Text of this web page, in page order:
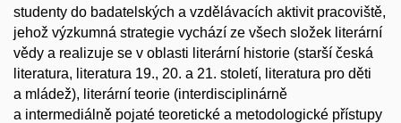
studenty do badatelských a vzdělávacích aktivit pracoviště,
jehož výzkumná strategie vychází ze všech složek literární
vědy a realizuje se v oblasti literární historie (starší česká
literatura, literatura 19., 20. a 21. století, literatura pro děti
a mládež), literární teorie (interdisciplinárně
a intermediálně pojaté teoretické a metodologické přístupy